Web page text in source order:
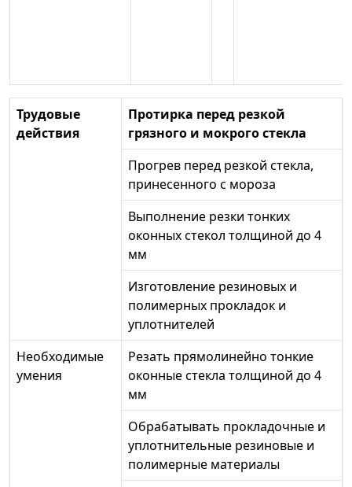
Трудовые
действия
Протирка перед резкой
грязного и мокрого стекла
Прогрев перед резкой стекла,
принесенного с мороза
Выполнение резки тонких
оконных стекол толщиной до 4
мм
Изготовление резиновых и
полимерных прокладок и
уплотнителей
Необходимые
умения
Резать прямолинейно тонкие
оконные стекла толщиной до 4
мм
Обрабатывать прокладочные и
уплотнительные резиновые и
полимерные материалы